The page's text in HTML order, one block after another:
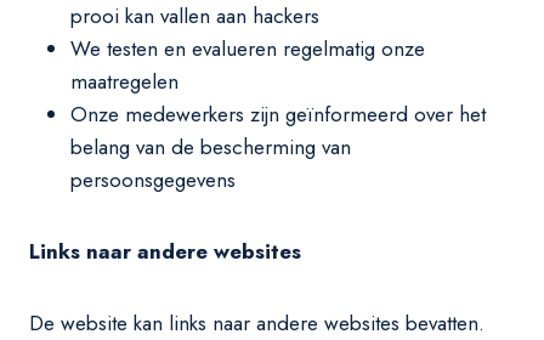
prooi kan vallen aan hackers
We testen en evalueren regelmatig onze
maatregelen
Onze medewerkers zijn geïnformeerd over het
belang van de bescherming van
persoonsgegevens
Links naar andere websites
De website kan links naar andere websites bevatten.